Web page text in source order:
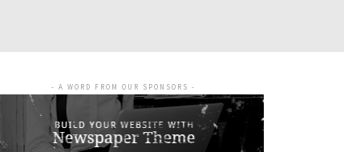
- A WORD FROM OUR SPONSORS -